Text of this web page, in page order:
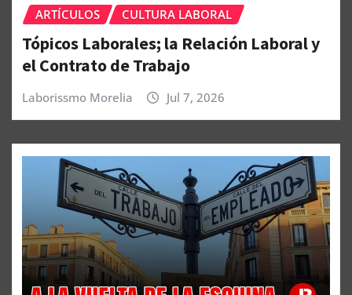
ARTÍCULOS CULTURA LABORAL
Tópicos Laborales; la Relación Laboral y
el Contrato de Trabajo
Laborissmo Morelia Jul 7, 2026